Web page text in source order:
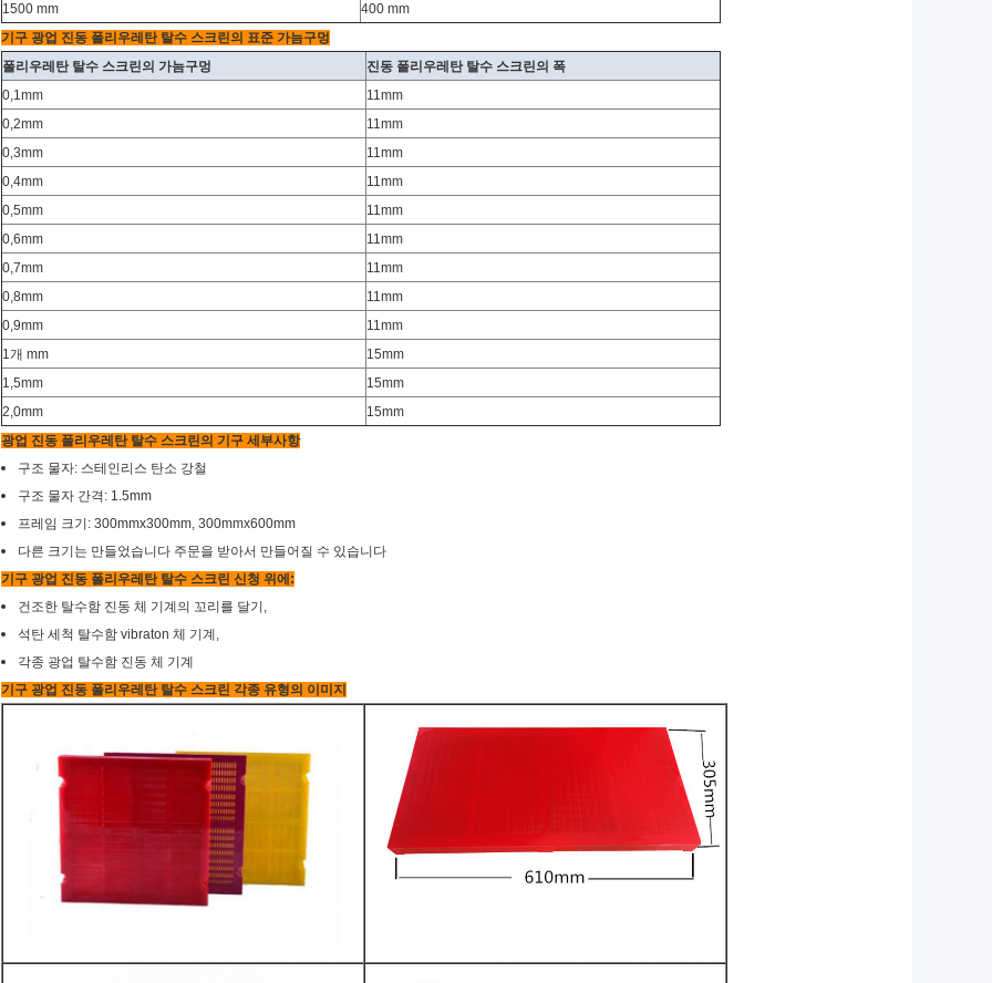
1500 mm
400 mm
기구 광업 진동 폴리우레탄 탈수 스크린의 표준 가늠구멍
폴리우레탄 탈수 스크린의 가늠구멍
진동 폴리우레탄 탈수 스크린의 폭
0,1mm
11mm
0,2mm
11mm
0,3mm
11mm
0,4mm
11mm
0,5mm
11mm
0,6mm
11mm
0,7mm
11mm
0,8mm
11mm
0,9mm
11mm
1개 mm
15mm
1,5mm
15mm
2,0mm
15mm
광업 진동 폴리우레탄 탈수 스크린의 기구 세부사항
구조 물자: 스테인리스 탄소 강철
구조 물자 간격: 1.5mm
프레임 크기: 300mmx300mm, 300mmx600mm
다른 크기는 만들었습니다 주문을 받아서 만들어질 수 있습니다
기구 광업 진동 폴리우레탄 탈수 스크린 신청 위에:
건조한 탈수함 진동 체 기계의 꼬리를 달기,
석탄 세척 탈수함 vibraton 체 기계,
각종 광업 탈수함 진동 체 기계
기구 광업 진동 폴리우레탄 탈수 스크린 각종 유형의 이미지